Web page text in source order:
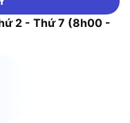
2 - Thứ 7 (8h00 -